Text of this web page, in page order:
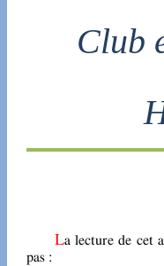
Club
La lecture de cet article est déconseillée si vous n'avez
pas :